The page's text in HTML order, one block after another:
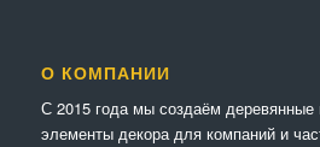
О КОМПАНИИ
С 2015 года мы создаём деревянные
элементы декора для компаний и